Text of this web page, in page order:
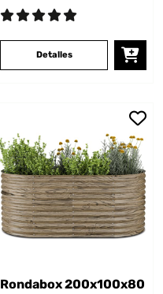
Detalles
Rondabox 200x100x80